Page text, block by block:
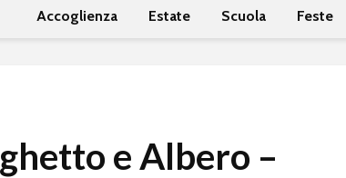
Accoglienza Estate Scuola Feste
e Albero –